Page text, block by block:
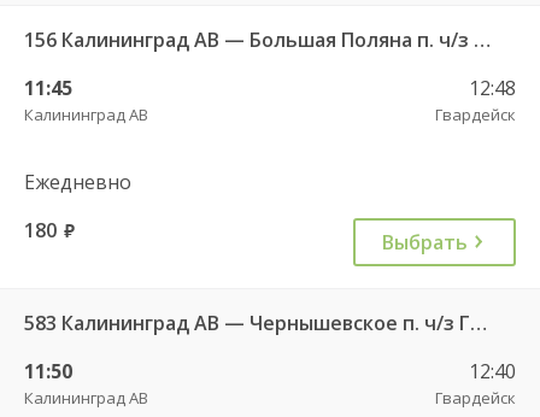
156 Калининград АВ — Большая Поляна п. ч/з Гвардейск КДП
11:45
Калининград АВ
12:48
Гвардейск
Ежедневно
180 руб. Выбрать
583 Калининград АВ — Чернышевское п. ч/з Гвардейск КДП, Черняховск АС
11:50
Калининград АВ
12:40
Гвардейск